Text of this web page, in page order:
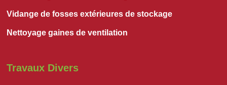
Vidange de fosses extérieures de stockage
Nettoyage gaines de ventilation
Travaux Divers